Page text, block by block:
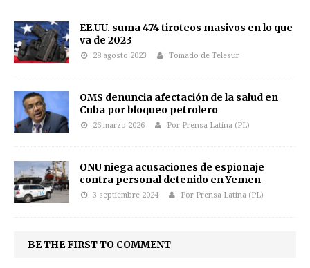
EE.UU. suma 474 tiroteos masivos en lo que
va de 2023
28 agosto 2023 Tomado de Telesur
OMS denuncia afectación de la salud en
Cuba por bloqueo petrolero
26 marzo 2026 Por Prensa Latina (PL)
ONU niega acusaciones de espionaje
contra personal detenido en Yemen
3 septiembre 2024 Por Prensa Latina (PL)
BE THE FIRST TO COMMENT